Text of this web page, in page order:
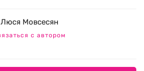
Люся Мовсесян
с автором